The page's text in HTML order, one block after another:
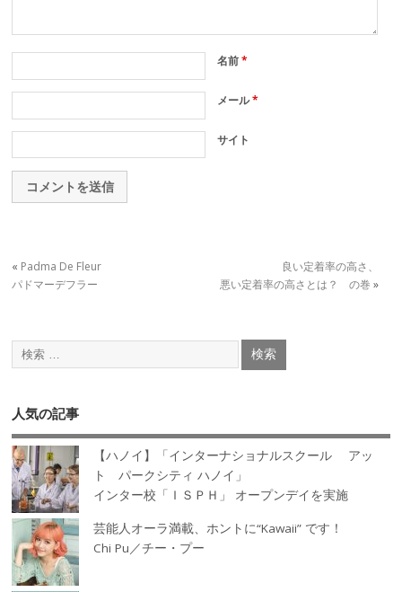
名前*
メール*
サイト
« Padma De Fleur
パドマーデフラー
良い定着率の高さ、
悪い定着率の高さとは？ の巻 »
人気の記事
【ハノイ】「インターナショナルスクール アッ
ト パークシティ ハノイ」
インター校「ＩＳＰＨ」 オープンデイを実施
芸能人オーラ満載、ホントに“Kawaii” です！
Chi Pu／チー・プー